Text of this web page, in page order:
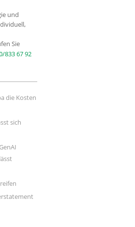
und
Sie
833 67 92
die Kosten
sich